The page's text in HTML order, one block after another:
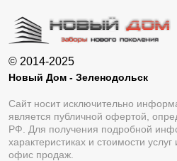
© 2014-2025
Новый Дом - Зеленодольск
Сайт носит исключительно
является публичной офертой,
РФ. Для получения подробной
характеристиках и стоимости
офис продаж.